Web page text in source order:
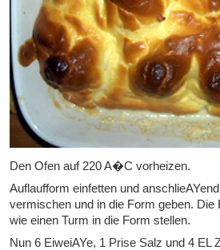
Den Ofen auf 220 A�C vorheizen.
Auflaufform einfetten und
vermischen und in die Form geben. Die
wie einen Turm in die Form stellen.
Nun 6 EiweiAYe, 1 Prise Salz und 4 EL